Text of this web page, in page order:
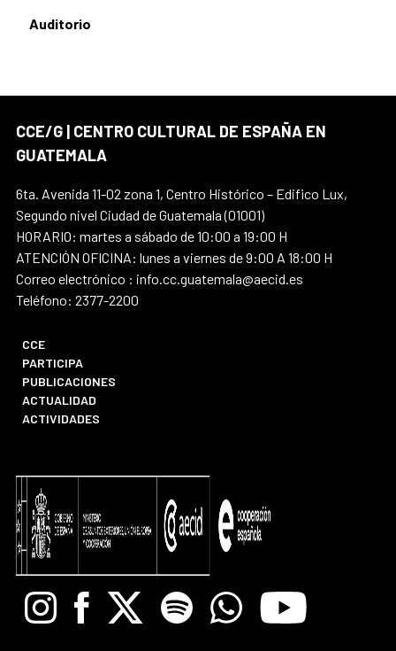
Auditorio
CCE/G | CENTRO CULTURAL DE ESPAÑA EN
GUATEMALA
6ta. Avenida 11-02 zona 1, Centro Histórico – Edifico Lux,
Segundo nivel Ciudad de Guatemala (01001)
HORARIO: martes a sábado de 10:00 a 19:00 H
ATENCIÓN OFICINA: lunes a viernes de 9:00 A 18:00 H
Correo electrónico : info.cc.guatemala@aecid.es
Teléfono: 2377-2200
CCE
PARTICIPA
PUBLICACIONES
ACTUALIDAD
ACTIVIDADES
InstagramFacebook
X Spotify WhatsappYoutube